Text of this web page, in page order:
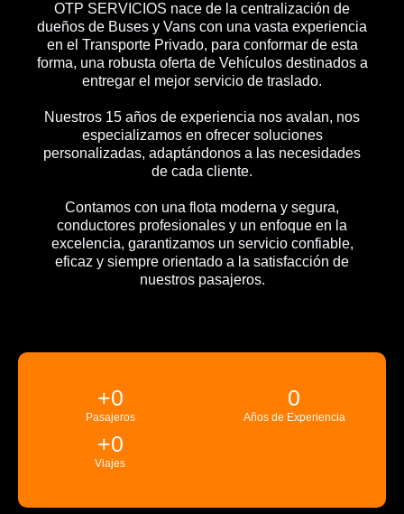
OTP SERVICIOS nace de la centralización de
dueños de Buses y Vans con una vasta experiencia
en el Transporte Privado, para conformar de esta
forma, una robusta oferta de Vehículos destinados a
entregar el mejor servicio de traslado.
Nuestros 15 años de experiencia nos avalan, nos
especializamos en ofrecer soluciones
personalizadas, adaptándonos a las necesidades
de cada cliente.
Contamos con una flota moderna y segura,
conductores profesionales y un enfoque en la
excelencia, garantizamos un servicio confiable,
eficaz y siempre orientado a la satisfacción de
nuestros pasajeros.
Pasajeros
+0
Años de Experiencia
0
Viajes
+0